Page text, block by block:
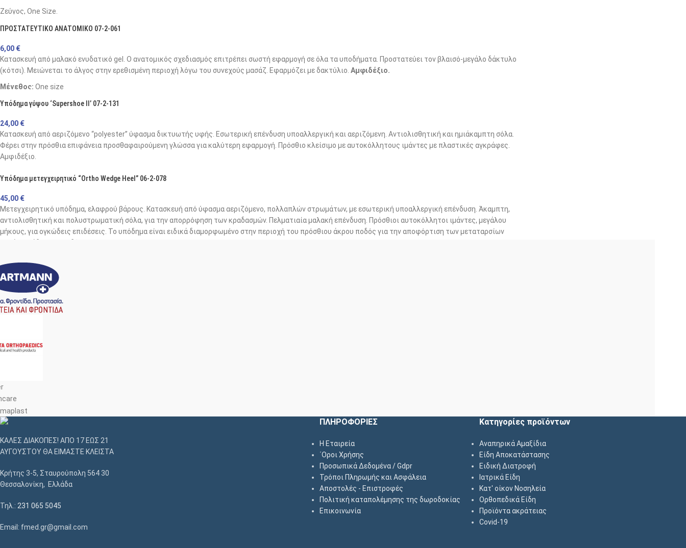
Shoe size
Ζεύγος, One Size.
ΠΡΟΣΤΑΤΕΥΤΙΚΟ ΑΝΑΤΟΜΙΚΟ 07-2-061
6,00 €
Κατασκευή από μαλακό ενυδατικό gel. Ο ανατομικός σχεδιασμός επιτρέπει σωστή εφαρμογή σε όλα τα υποδήματα. Προστατεύει τον βλαισό-μεγάλο δάκτυλο
(κότσι). Μειώνεται το άλγος στην ερεθισμένη περιοχή λόγω του συνεχούς μασάζ. Εφαρμόζει με δακτύλιο. Αμφιδέξιο.
Μέγεθος: One size
Συσκευασία:Τεμάχιο
Υπόδημα γύψου ‘Supershoe II’ 07-2-131
24,00 €
Κατασκευή από αεριζόμενο “polyester” ύφασμα δικτυωτής υφής. Εσωτερική επένδυση υποαλλεργική και αεριζόμενη. Αντιολισθητική και ημιάκαμπτη σόλα.
Φέρει στην πρόσθια επιφάνεια προσθαφαιρούμενη γλώσσα για καλύτερη εφαρμογή. Πρόσθιο κλείσιμο με αυτοκόλλητους ιμάντες με πλαστικές αγκράφες.
Αμφιδέξιο.
Υπόδημα μετεγχειρητικό “Ortho Wedge Heel” 06-2-078
45,00 €
Μετεγχειρητικό υπόδημα, ελαφρού βάρους. Κατασκευή από ύφασμα αεριζόμενο, πολλαπλών στρωμάτων, με εσωτερική υποαλλεργική επένδυση. Άκαμπτη,
αντιολισθητική και πολυστρωματική σόλα, για την απορρόφηση των κραδασμών. Πελματιαία μαλακή επένδυση. Πρόσθιοι αυτοκόλλητοι ιμάντες, μεγάλου
μήκους, για ογκώδεις επιδέσεις. Το υπόδημα είναι ειδικά διαμορφωμένο στην περιοχή του πρόσθιου άκρου ποδός για την αποφόρτιση των μεταταρσίων
ΚΑΛΕΣ ΔΙΑΚΟΠΕΣ! ΑΠΟ 17 ΕΩΣ 21
ΑΥΓΟΥΣΤΟΥ ΘΑ ΕΙΜΑΣΤΕ ΚΛΕΙΣΤΑ
Κρήτης 3-5, Σταυρούπολη 564 30
Θεσσαλονίκη, Ελλάδα
Τηλ.: 231 065 5045
Email: fmed.gr@gmail.com
ΠΛΗΡΟΦΟΡΙΕΣ
Η Εταιρεία
΄Οροι Χρήσης
Προσωπικά Δεδομένα / Gdpr
Τρόποι Πληρωμής και Ασφάλεια
Αποστολές - Επιστροφές
Πολιτική καταπολέμησης της δωροδοκίας
Επικοινωνία
Κατηγορίες προϊόντων
Αναπηρικά Αμαξίδια
Είδη Αποκατάστασης
Ειδική Διατροφή
Ιατρικά Είδη
Κατ' οίκον Νοσηλεία
Ορθοπεδικά Είδη
Προϊόντα ακράτειας
Covid-19